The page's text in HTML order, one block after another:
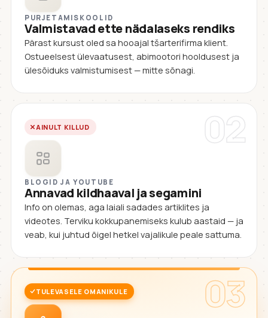
PURJETAMISKOOLID
Valmistavad ette nädalaseks rendiks
Pärast kursust oled sa hooajal tšarterifirma klient.
Ostueelsest ülevaatusest, abimootori hooldusest ja
ülesõiduks valmistumisest — mitte sõnagi.
02
AINULT KILLUD
BLOGID JA YOUTUBE
Annavad kildhaaval ja segamini
Info on olemas, aga laiali sadades artiklites ja
videotes. Terviku kokkupanemiseks kulub aastaid — ja
veab, kui juhtud õigel hetkel vajalikule peale sattuma.
03
TULEVASELE OMANIKULE